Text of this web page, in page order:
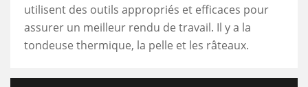
utilisent des outils appropriés et efficaces pour
assurer un meilleur rendu de travail. Il y a la
tondeuse thermique, la pelle et les râteaux.